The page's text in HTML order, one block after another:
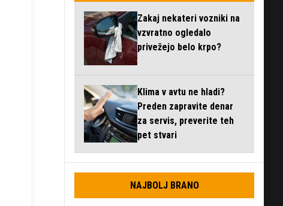
Zakaj nekateri vozniki na
vzvratno ogledalo
privežejo belo krpo?
Klima v avtu ne hladi?
Preden zapravite denar
za servis, preverite teh
pet stvari
NAJBOLJ BRANO